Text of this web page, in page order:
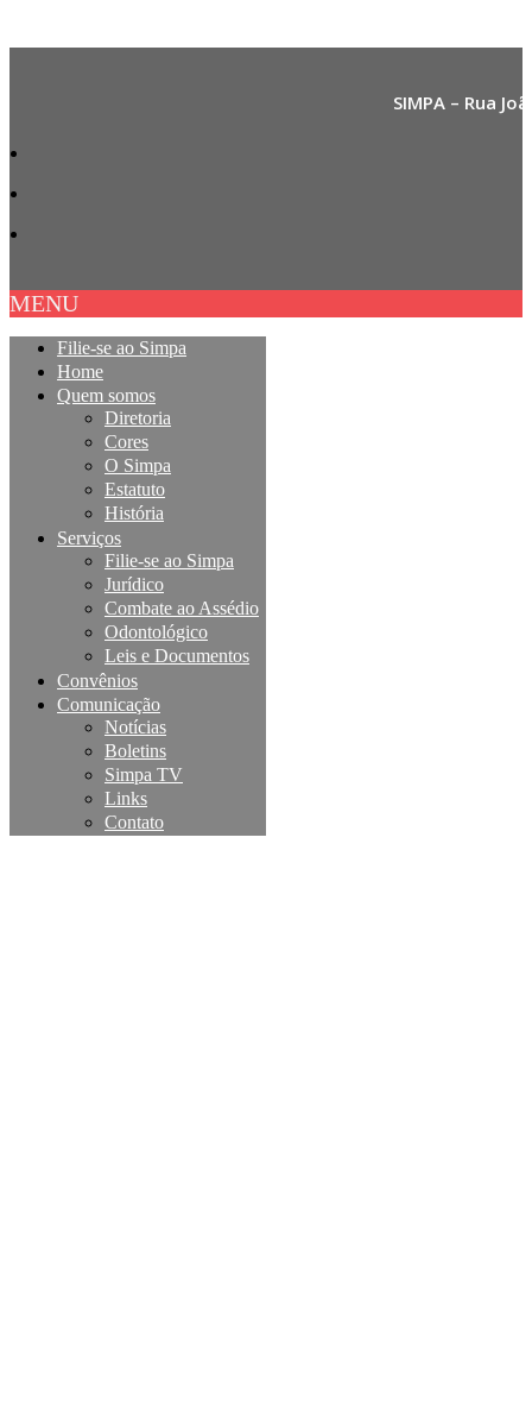
SIMPA – Rua
MENU
Filie-se ao Simpa
Home
Quem somos
Diretoria
Cores
O Simpa
Estatuto
História
Serviços
Filie-se ao Simpa
Jurídico
Combate ao Assédio
Odontológico
Leis e Documentos
Convênios
Comunicação
Notícias
Boletins
Simpa TV
Links
Contato